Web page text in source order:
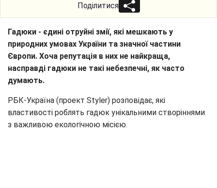
Поділитися
Гадюки - єдині отруйні змії, які мешкають у
природних умовах України та значної частини
Європи. Хоча репутація в них не найкраща,
насправді гадюки не такі небезпечні, як часто
думають.
РБК-Україна (проект Styler) розповідає, які
властивості роблять гадюк унікальними створіннями
з важливою екологічною місією.